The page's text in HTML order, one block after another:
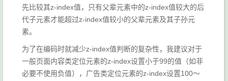
先比较其z-index值，只有父辈元素中的z-index值较大的后
代子元素才能超过z-index值较小的父辈元素及其子孙元
素。
为了在编码时就减少z-index值判断的复杂性，我建议对于
一般页面内容类定位元素的z-index设置小于99的值（如非
必要不使用负值），广告类定位元素的z-index设置100～